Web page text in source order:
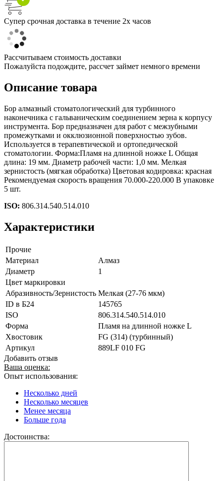
Супер срочная доставка в течение 2х часов
Рассчитываем стоимость доставки
Пожалуйста подождите, рассчет займет немного времени
Описание товара
Бор алмазный стоматологический для турбинного
наконечника с гальваническим соединением зерна к корпусу
инструмента. Бор предназначен для работ с межзубными
промежутками и окклюзионной поверхностью зубов.
Используется в терапевтической и ортопедической
стоматологии. Форма:Пламя на длинной ножке L Общая
длина: 19 мм. Диаметр рабочей части: 1,0 мм. Мелкая
зернистость (мягкая обработка) Цветовая кодировка: красная
Рекомендуемая скорость вращения 70.000-220.000 В упаковке
5 шт.
ISO: 806.314.540.514.010
Характеристики
Прочие
Материал
Алмаз
Диаметр
1
Цвет маркировки
Абразивность/Зернистость Мелкая (27-76 мкм)
ID в Б24
145765
ISO
806.314.540.514.010
Форма
Пламя на длинной ножке L
Хвостовик
FG (314) (турбинный)
Артикул
889LF 010 FG
Добавить отзыв
Ваша оценка:
Опыт использования:
Несколько дней
Несколько месяцев
Менее месяца
Больше года
Достоинства: